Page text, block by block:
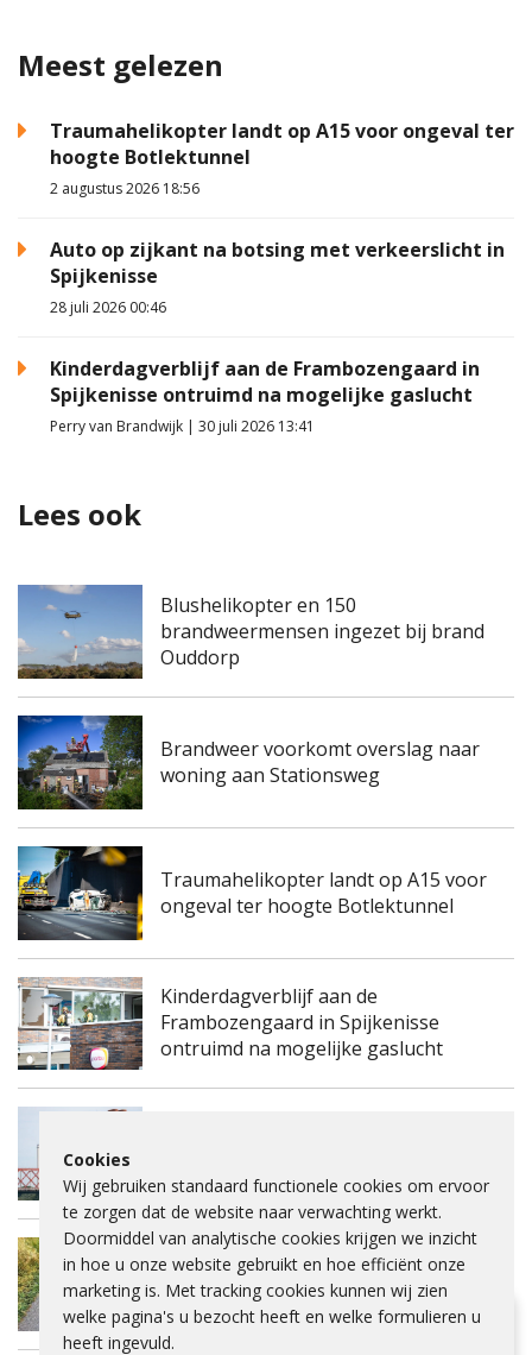
Meest gelezen
Traumahelikopter landt op A15 voor ongeval ter
hoogte Botlektunnel
2 augustus 2026 18:56
Auto op zijkant na botsing met verkeerslicht in
Spijkenisse
28 juli 2026 00:46
Kinderdagverblijf aan de Frambozengaard in
Spijkenisse ontruimd na mogelijke gaslucht
Perry van Brandwijk | 30 juli 2026 13:41
Lees ook
Blushelikopter en 150
brandweermensen ingezet bij brand
Ouddorp
Brandweer voorkomt overslag naar
woning aan Stationsweg
Traumahelikopter landt op A15 voor
ongeval ter hoogte Botlektunnel
Kinderdagverblijf aan de
Frambozengaard in Spijkenisse
ontruimd na mogelijke gaslucht
Fietspad Lange Schenkeldijk afgesloten
vanwege verzakking asfalt en ernstige
scheuren
Cookies
Wij gebruiken standaard functionele cookies om ervoor
te zorgen dat de website naar verwachting werkt.
Doormiddel van analytische cookies krijgen we inzicht
in hoe u onze website gebruikt en hoe efficiënt onze
marketing is. Met tracking cookies kunnen wij zien
welke pagina's u bezocht heeft en welke formulieren u
heeft ingevuld.
Hulp bij lezen?